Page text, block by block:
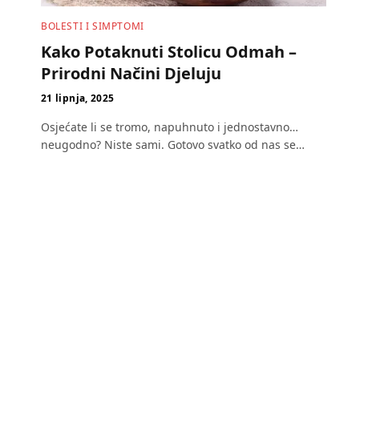
BOLESTI I SIMPTOMI
Kako Potaknuti Stolicu Odmah –
Prirodni Načini Djeluju
21 lipnja, 2025
Osjećate li se tromo, napuhnuto i jednostavno…
neugodno? Niste sami. Gotovo svatko od nas se…